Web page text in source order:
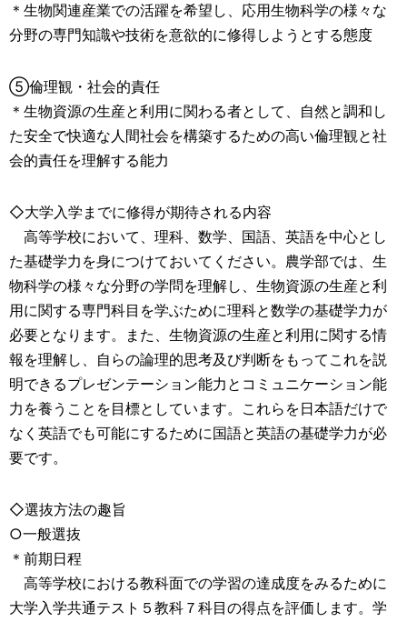
＊生物関連産業での活躍を希望し、応用生物科学の様々な
分野の専門知識や技術を意欲的に修得しようとする態度
⑤倫理観・社会的責任
＊生物資源の生産と利用に関わる者として、自然と調和し
た安全で快適な人間社会を構築するための高い倫理観と社
会的責任を理解する能力
◇大学入学までに修得が期待される内容
高等学校において、理科、数学、国語、英語を中心とし
た基礎学力を身につけておいてください。農学部では、生
物科学の様々な分野の学問を理解し、生物資源の生産と利
用に関する専門科目を学ぶために理科と数学の基礎学力が
必要となります。また、生物資源の生産と利用に関する情
報を理解し、自らの論理的思考及び判断をもってこれを説
明できるプレゼンテーション能力とコミュニケーション能
力を養うことを目標としています。これらを日本語だけで
なく英語でも可能にするために国語と英語の基礎学力が必
要です。
◇選抜方法の趣旨
○一般選抜
＊前期日程
高等学校における教科面での学習の達成度をみるために
大学入学共通テスト５教科７科目の得点を評価します。学